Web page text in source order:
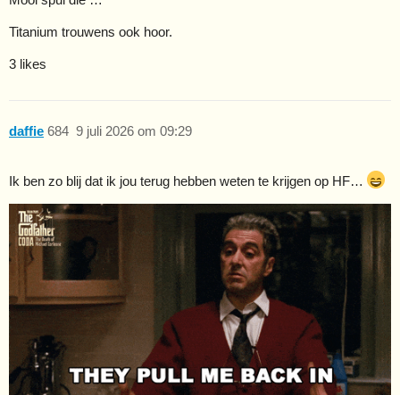
Titanium trouwens ook hoor.
3 likes
daffie 9 juli 2026 om 09:29
684
Ik ben zo blij dat ik jou terug hebben weten te krijgen op HF…